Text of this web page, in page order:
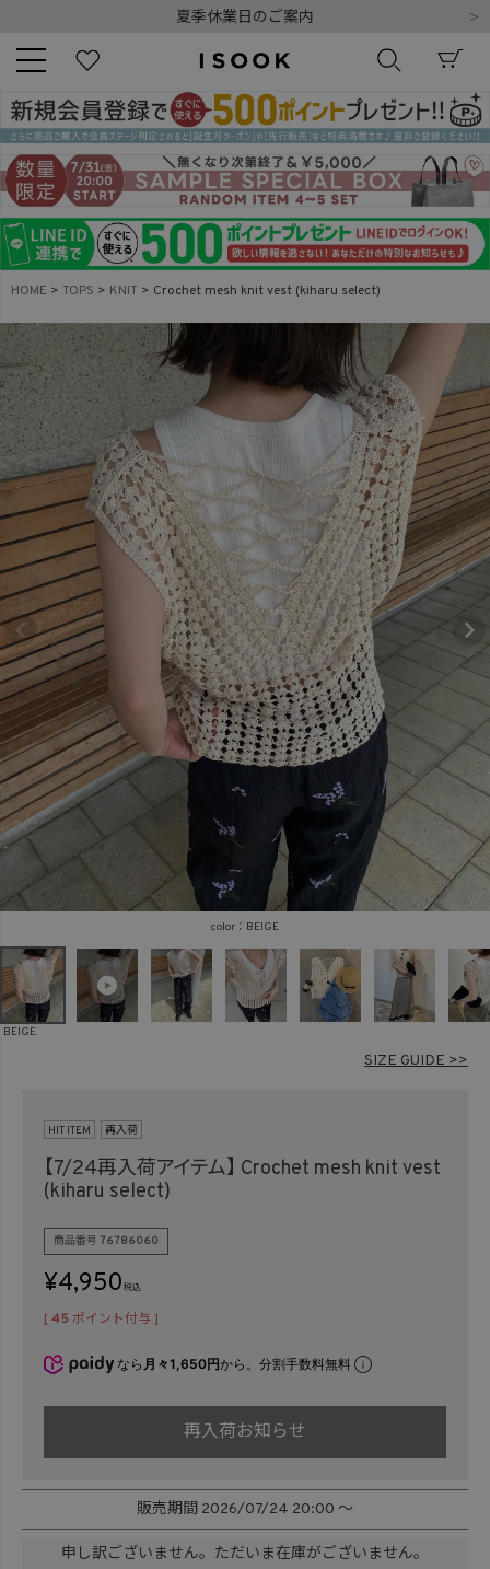
夏季休業日のご案内
10,000円以上ご購入で送料無料
新規会員登録でもれなく500ポイントプレゼント
夏季休業日のご案内
令和8年熊本地震の影響によるお荷物のお届けについて
キーワード
商品番号
販売タイプ
新着 SALE
商品タイプ
ORIGINAL HIT ITEM
カラー
価格（税込）
在庫なし商品
HOME TOPS KNIT Crochet mesh knit vest (kiharu select)
BEIGE
BEIGE
SIZE GUIDE >>
HIT ITEM 再入荷
【7/24再入荷アイテム】 Crochet mesh knit vest
(kiharu select)
商品番号 76786060
¥4,950 税込
[45ポイント付与 ]
なら 月々1,650円から。分割手数料無料
再入荷お知らせ
販売期間 2026/07/24 20:00 〜
申し訳ございません。ただいま在庫がございません。